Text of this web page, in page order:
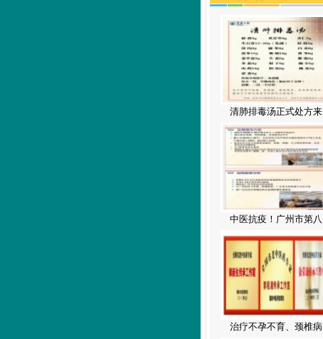
清肺排毒汤正式处方来
中医抗疫！广州市第八
治疗不孕不育、颈椎病